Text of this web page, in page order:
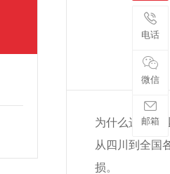
为什么选择专
从四川到全国
损。
电话
微信
邮箱